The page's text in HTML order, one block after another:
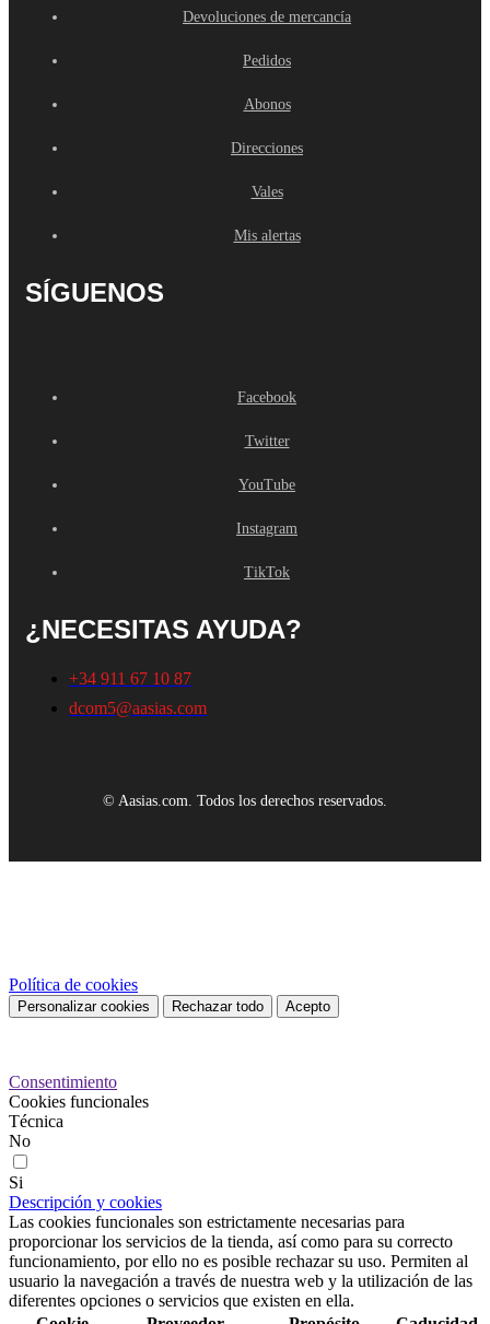
Devoluciones de mercancía
Pedidos
Abonos
Direcciones
Vales
Mis alertas
SÍGUENOS
Facebook
Twitter
YouTube
Instagram
TikTok
¿NECESITAS AYUDA?
+34 911 67 10 87
dcom5@aasias.com
© Aasias.com. Todos los derechos reservados.
Política de cookies
Personalizar cookies Rechazar todo Acepto
Consentimiento
Cookies funcionales
Técnica
No
Si
Descripción y cookies
Las cookies funcionales son estrictamente necesarias para
proporcionar los servicios de la tienda, así como para su correcto
funcionamiento, por ello no es posible rechazar su uso. Permiten al
usuario la navegación a través de nuestra web y la utilización de las
diferentes opciones o servicios que existen en ella.